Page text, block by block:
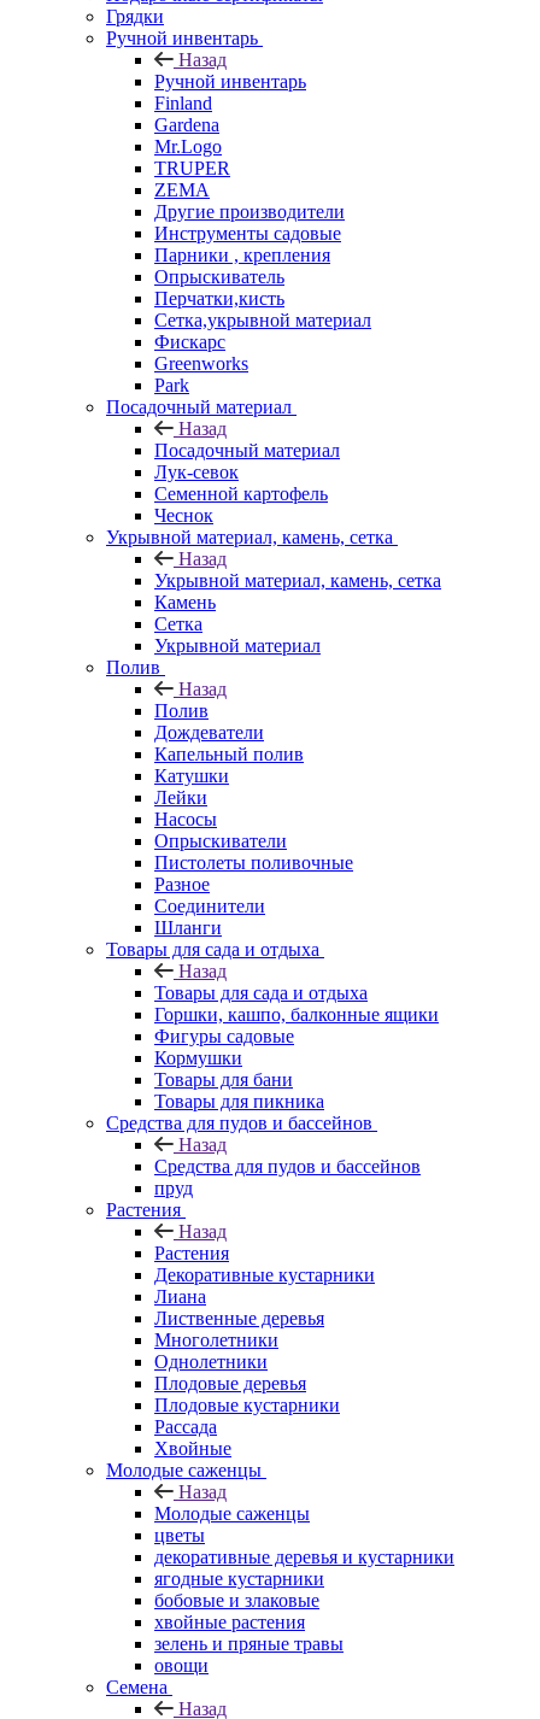
Грядки
Ручной инвентарь
Назад
Ручной инвентарь
Finland
Gardena
Mr.Logo
TRUPER
ZEMA
Другие производители
Инструменты садовые
Парники , крепления
Опрыскиватель
Перчатки,кисть
Сетка,укрывной материал
Фискарс
Greenworks
Park
Посадочный материал
Назад
Посадочный материал
Лук-севок
Семенной картофель
Чеснок
Укрывной материал, камень, сетка
Назад
Укрывной материал, камень, сетка
Камень
Сетка
Укрывной материал
Полив
Назад
Полив
Дождеватели
Капельный полив
Катушки
Лейки
Насосы
Опрыскиватели
Пистолеты поливочные
Разное
Соединители
Шланги
Товары для сада и отдыха
Назад
Товары для сада и отдыха
Горшки, кашпо, балконные ящики
Фигуры садовые
Кормушки
Товары для бани
Товары для пикника
Средства для пудов и бассейнов
Назад
Средства для пудов и бассейнов
пруд
Растения
Назад
Растения
Декоративные кустарники
Лиана
Лиственные деревья
Многолетники
Однолетники
Плодовые деревья
Плодовые кустарники
Рассада
Хвойные
Молодые саженцы
Назад
Молодые саженцы
цветы
декоративные деревья и кустарники
ягодные кустарники
бобовые и злаковые
хвойные растения
зелень и пряные травы
овощи
Семена
Назад